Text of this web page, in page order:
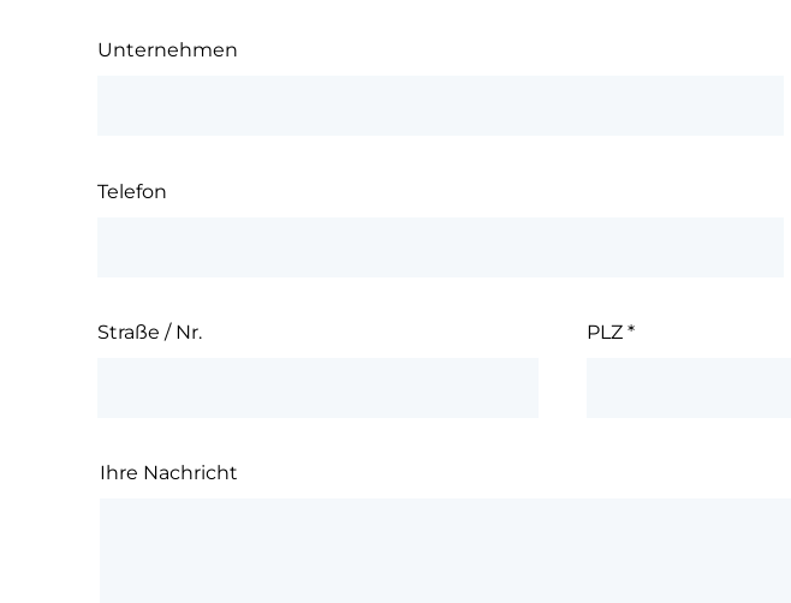
Unternehmen
Telefon
Straße / Nr. PLZ*
Ihre Nachricht